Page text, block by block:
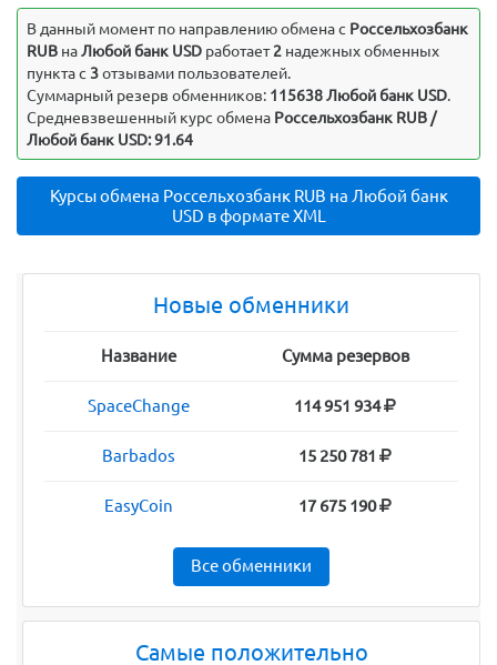
В данный момент по направлению обмена c Россельхозбанк
RUBнаЛюбой банк USDработает2надежных обменных
пункта с 3отзывами пользователей.
Суммарный резерв обменников: 115638 Любой банк USD.
Средневзвешенный курс обмена Россельхозбанк RUB /
Любой банк USD: 91.64
Курсы обмена Россельхозбанк RUB на Любой банк
USD в формате XML
Новые обменники
Название Сумма резервов
SpaceChange 114 951 934
Barbados 15 250 781
EasyCoin 17 675 190
Все обменники
Самые положительно